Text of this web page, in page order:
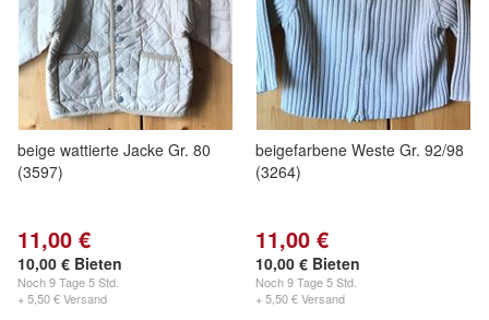
beige wattierte Jacke Gr. 80
(3597)
11,00 €
10,00 € Bieten
Noch9 Tage 5 Std.
+ 5,50 € Versand
beigefarbene Weste Gr. 92/98
(3264)
11,00 €
10,00 € Bieten
Noch9 Tage 5 Std.
+ 5,50 € Versand